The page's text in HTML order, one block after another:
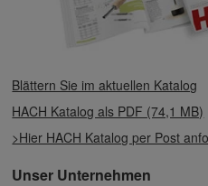
Blättern Sie im aktuellen Katalog
HACH Katalog als PDF (74,1 MB)
>Hier HACH Katalog per Post
Unser Unternehmen